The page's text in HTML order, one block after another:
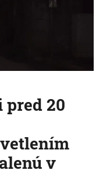
20
v